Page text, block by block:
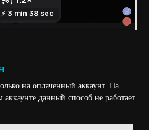
на оплаченный аккаунт. На
аккаунте данный способ не работает